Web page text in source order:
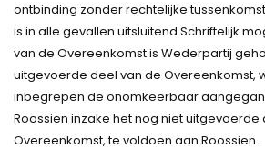
ontbinding zonder rechtelijke
is in alle gevallen uitsluitend Schriftelijk
van de Overeenkomst is Wederpartij
uitgevoerde deel van de Overeenkomst,
inbegrepen de onomkeerbaar
Roossien inzake het nog niet uitgevoerde
Overeenkomst, te voldoen aan Roossien.